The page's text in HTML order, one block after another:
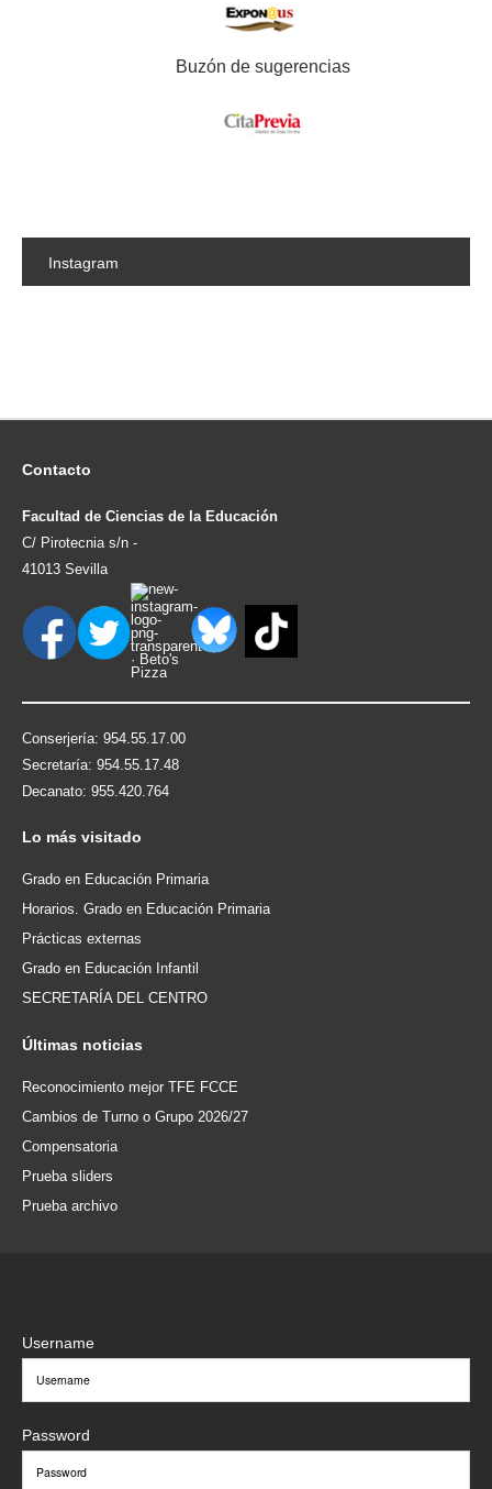
Buzón de sugerencias
Instagram
Contacto
Facultad de Ciencias de la Educación
C/ Pirotecnia s/n -
41013 Sevilla
Conserjería: 954.55.17.00
Secretaría: 954.55.17.48
Decanato: 955.420.764
Lo más visitado
Grado en Educación Primaria
Horarios. Grado en Educación Primaria
Prácticas externas
Grado en Educación Infantil
SECRETARÍA DEL CENTRO
Últimas noticias
Reconocimiento mejor TFE FCCE
Cambios de Turno o Grupo 2026/27
Compensatoria
Prueba sliders
Prueba archivo
Username
Password